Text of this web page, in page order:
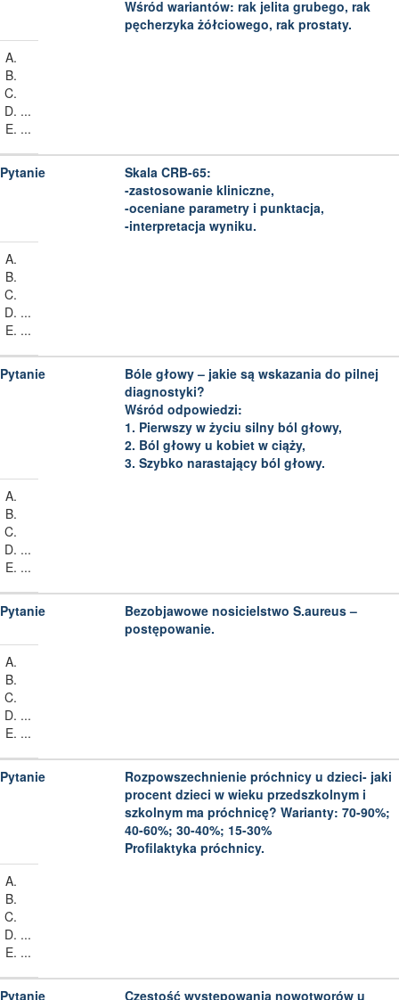
Wśród wariantów: rak jelita grubego, rak
pęcherzyka żółciowego, rak prostaty.
...
...
Skala CRB-65:
-zastosowanie kliniczne,
-oceniane parametry i punktacja,
-interpretacja wyniku.
...
...
Bóle głowy – jakie są wskazania do pilnej
diagnostyki?
Wśród odpowiedzi:
1. Pierwszy w życiu silny ból głowy,
2. Ból głowy u kobiet w ciąży,
3. Szybko narastający ból głowy.
...
...
Bezobjawowe nosicielstwo S.aureus –
postępowanie.
...
...
Rozpowszechnienie próchnicy u dzieci- jaki
procent dzieci w wieku przedszkolnym i
szkolnym ma próchnicę? Warianty: 70-90%;
40-60%; 30-40%; 15-30%
Profilaktyka próchnicy.
...
...
Częstość występowania nowotworów u